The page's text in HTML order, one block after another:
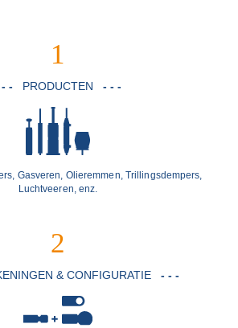
1
- PRODUCTEN - - -
Gasveren, Olieremmen, Trillingsdempers,
Luchtveeren, enz.
2
& CONFIGURATIE - - -